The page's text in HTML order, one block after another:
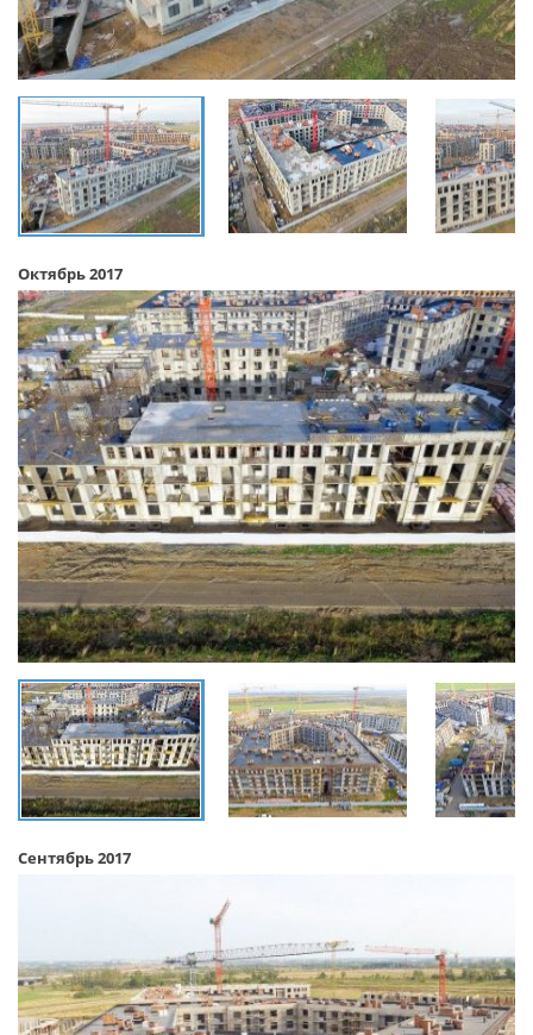
Октябрь 2017
Сентябрь 2017